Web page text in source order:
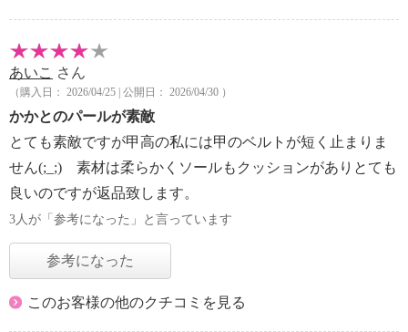
あいこ さん
（購入日： 2026/04/25 | 公開日： 2026/04/30 ）
かかとのパールが素敵
とても素敵ですが甲高の私には甲のベルトが短く止まりま
せん(;_;) 素材は柔らかくソールもクッションがありとても
良いのですが返品致します。
3人が「参考になった」と言っています
参考になった
このお客様の他のクチコミを見る